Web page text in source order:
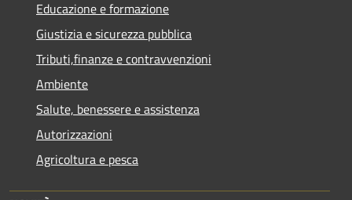
Educazione e formazione
Giustizia e sicurezza pubblica
Tributi,finanze e contravvenzioni
Ambiente
Salute, benessere e assistenza
Autorizzazioni
Agricoltura e pesca